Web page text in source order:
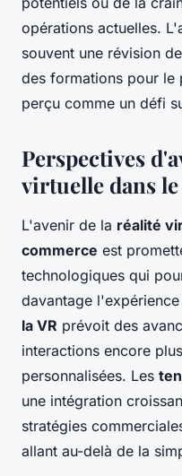
opérations actuelles.
souvent une révision
des formations pour le
perçu comme un défi
Perspectives
virtuelle dans
L'avenir de la réalité
commerce est
technologiques qui
davantage
la VR prévoit des
interactions encore
personnalisées. Les
une intégration
stratégies
allant au-delà de la